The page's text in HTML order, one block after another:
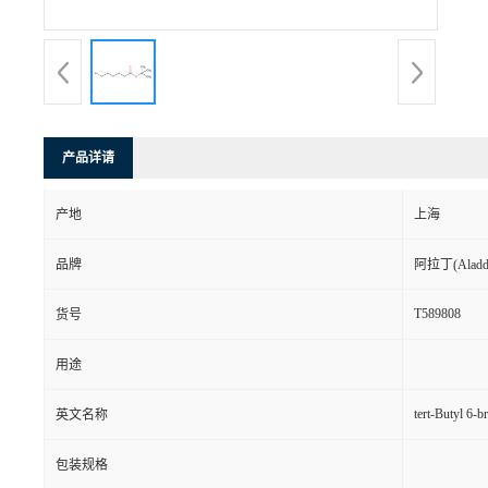
产品详请
产地 上海
品牌 阿拉丁
货号 T589808
用途
英文名称 tert-Butyl 6-
包装规格